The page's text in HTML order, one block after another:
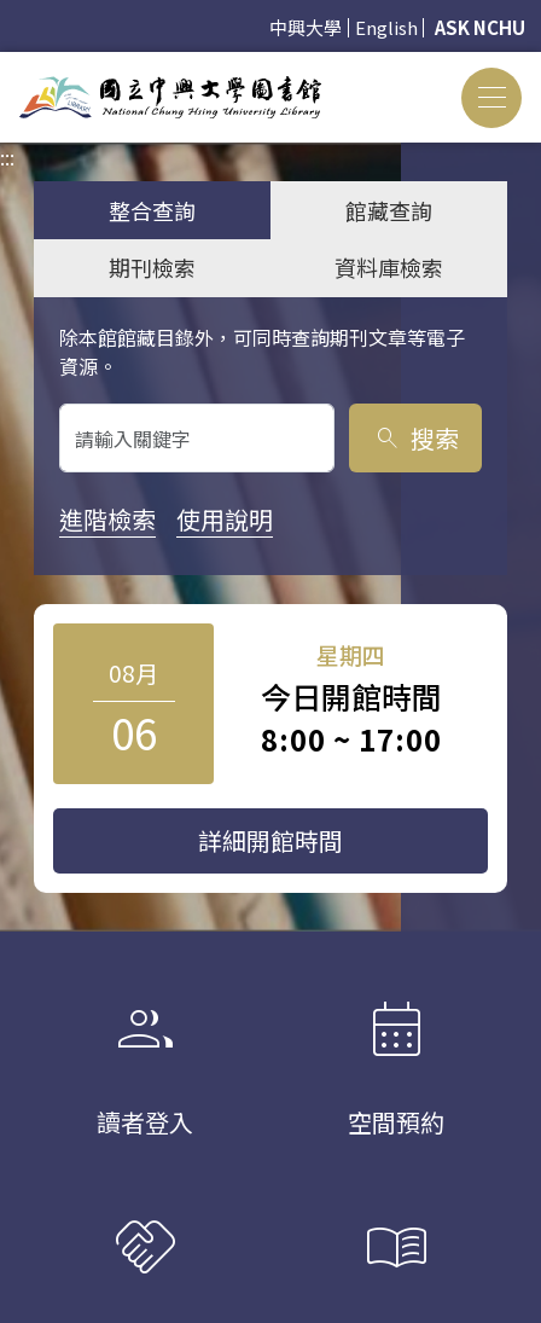
中興大學 English ASK NCHU
:::
整合查詢
館藏查詢
期刊檢索
資料庫檢索
除本館館藏目錄外，可同時查詢期刊文章等電子
資源。
關鍵字搜尋
search 搜索
進階檢索 使用說明
08月
06
星期四
今日開館時間
8:00 ~ 17:00
詳細開館時間
group
讀者登入
calendar_month
空間預約
handshake menu_book